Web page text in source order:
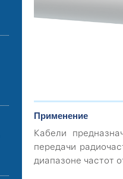
Применение
Кабели
передачи
диапазоне частот